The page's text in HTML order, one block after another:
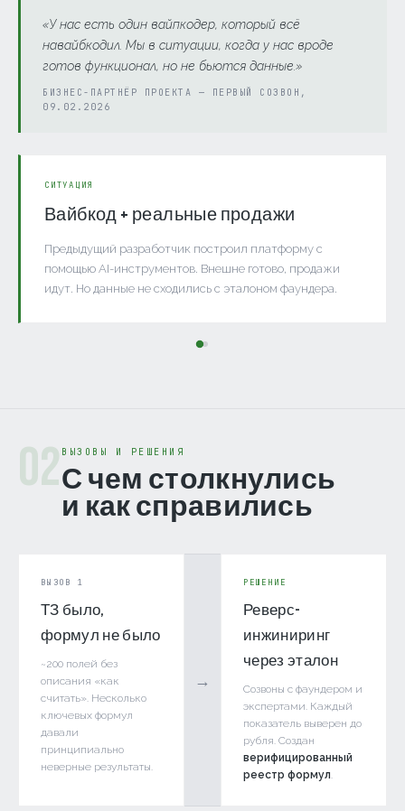
«У нас есть один вайпкодер, который всё
навайбкодил. Мы в ситуации, когда у нас вроде
готов функционал, но не бьются данные.»
БИЗНЕС-ПАРТНЁР ПРОЕКТА — ПЕРВЫЙ СОЗВОН,
09.02.2026
СИТУАЦИЯ
Вайбкод + реальные продажи
Предыдущий разработчик построил платформу с
помощью AI-инструментов. Внешне готово, продажи
идут. Но данные не сходились с эталоном фаундера.
02 ВЫЗОВЫ И РЕШЕНИЯ
С чем столкнулись
и как справились
ВЫЗОВ 1
ТЗ было,
формул не было
~200 полей без
описания «как
считать». Несколько
ключевых формул
давали
принципиально
неверные результаты.
→
РЕШЕНИЕ
Реверс-
инжиниринг
через эталон
Созвоны с фаундером и
экспертами. Каждый
показатель выверен до
рубля. Создан
верифицированный
реестр формул.